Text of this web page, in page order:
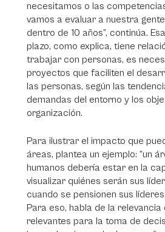
necesitamos o las
vamos a evaluar a nuestra
dentro de 10 años”, continúa.
plazo, como explica, tiene
trabajar con personas, es
proyectos que faciliten el
las personas, según las
demandas del entorno y los
organización.
Para ilustrar el impacto que
áreas, plantea un ejemplo: “un
humanos debería estar en la
visualizar quiénes serán sus
cuando se pensionen sus
Para eso, habla de la
relevantes para la toma de